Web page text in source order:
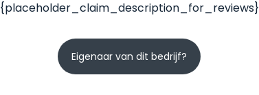
{placeholder_claim_description_for_reviews}
Eigenaar van dit bedrijf?